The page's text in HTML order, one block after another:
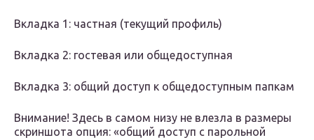
Вкладка 1: частная (текущий профиль)
Вкладка 2: гостевая или общедоступная
Вкладка 3: общий доступ к общедоступным папкам
Внимание! Здесь в самом низу не влезла в размеры
скриншота опция: «общий доступ с парольной